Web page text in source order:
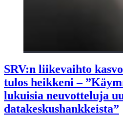
SRV:n liikevaihto
tulos heikkeni –
lukuisia neuvotteluja
datakeskushankkeista”